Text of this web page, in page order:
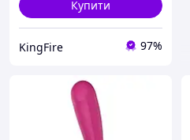
Купити
KingFire 97%